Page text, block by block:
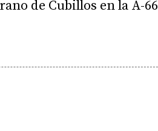
de Cubillos en la A-66